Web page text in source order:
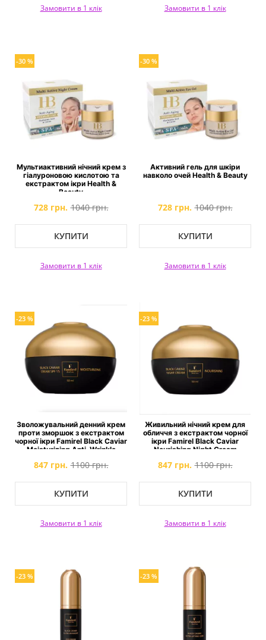
Замовити в 1 клік Замовити в 1 клік
-30 %
Мультиактивний нічний крем з
гіалуроновою кислотою та
екстрактом ікри Health &
Beauty
728 грн. 1040 грн.
КУПИТИ
Замовити в 1 клік
-30 %
Активний гель для шкіри
навколо очей Health & Beauty
728 грн. 1040 грн.
КУПИТИ
Замовити в 1 клік
-23 %
Зволожувальний денний крем
проти зморшок з екстрактом
чорної ікри Famirel Black Caviar
Moisturizing Anti-Wrinkle
847 грн. 1100 грн.
КУПИТИ
Замовити в 1 клік
-23 %
Живильний нічний крем для
обличчя з екстрактом чорної
ікри Famirel Black Caviar
Nourishing Night Cream
847 грн. 1100 грн.
КУПИТИ
Замовити в 1 клік
-23 % -23 %